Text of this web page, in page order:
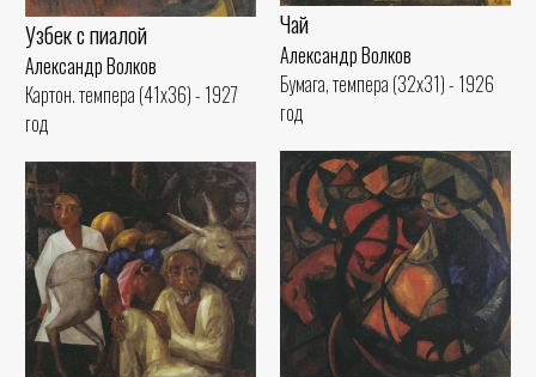
Узбек с пиалой
Александр Волков
Картон. темпера (41x36) - 1927
год
Чай
Александр Волков
Бумага, темпера (32x31) - 1926
год